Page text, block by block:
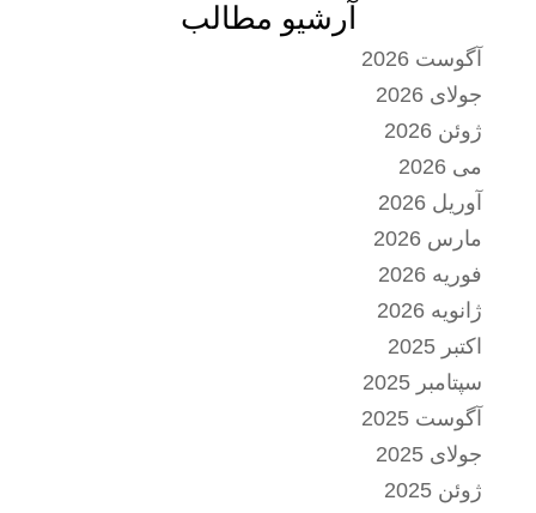
آرشیو مطالب
آگوست 2026
جولای 2026
ژوئن 2026
می 2026
آوریل 2026
مارس 2026
فوریه 2026
ژانویه 2026
اکتبر 2025
سپتامبر 2025
آگوست 2025
جولای 2025
ژوئن 2025